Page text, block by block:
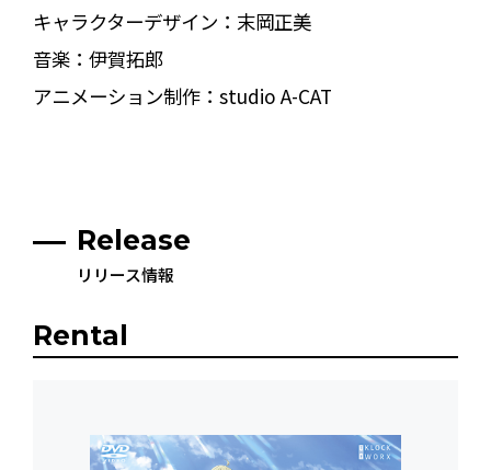
キャラクターデザイン：末岡正美
音楽：伊賀拓郎
アニメーション制作：studio A-CAT
Release
リリース情報
Rental